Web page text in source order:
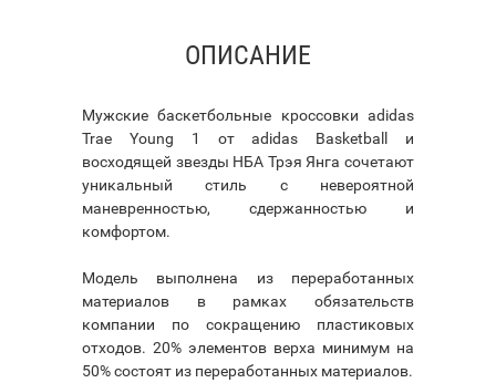
ОПИСАНИЕ
Мужские баскетбольные кроссовки adidas
Trae Young 1 от adidas Basketball и
восходящей звезды НБА Трэя Янга сочетают
уникальный стиль с невероятной
маневренностью, сдержанностью и
комфортом.
Модель выполнена из переработанных
материалов в рамках обязательств
компании по сокращению пластиковых
отходов. 20% элементов верха минимум на
50% состоят из переработанных материалов.